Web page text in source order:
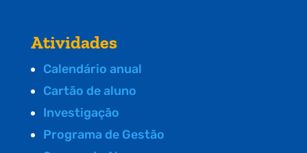
Atividades
Calendário anual
Cartão de aluno
Investigação
Programa de Gestão